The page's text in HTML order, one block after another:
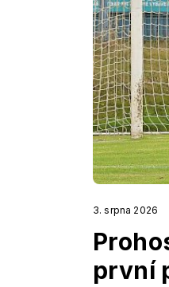
3. srpna 2026
první